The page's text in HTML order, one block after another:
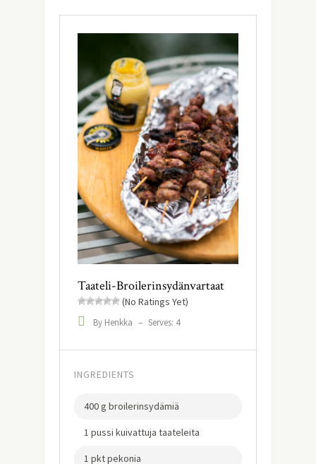
Taateli-Broilerinsydänvartaat
(No Ratings Yet)
By Henkka – Serves: 4
INGREDIENTS
400 g broilerinsydämiä
1 pussi kuivattuja taateleita
1 pkt pekonia